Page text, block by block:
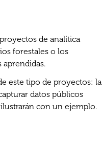
de analítica
forestales o los
aprendidas.
este tipo de proyectos: la
datos públicos
con un ejemplo.